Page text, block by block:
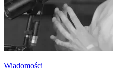
Wiadomości